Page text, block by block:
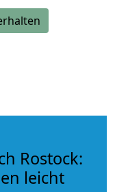
Rostock:
leicht